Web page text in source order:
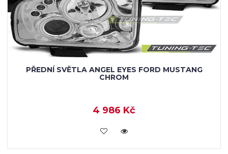
PŘEDNÍ SVĚTLA ANGEL EYES FORD MUSTANG
CHROM
4 986 Kč
KOUPIT